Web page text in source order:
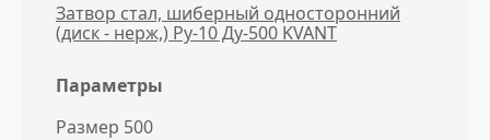
Затвор стал, шиберный односторонний
(диск - нерж,) Ру-10 Ду-500 KVANT
Параметры
Размер 500